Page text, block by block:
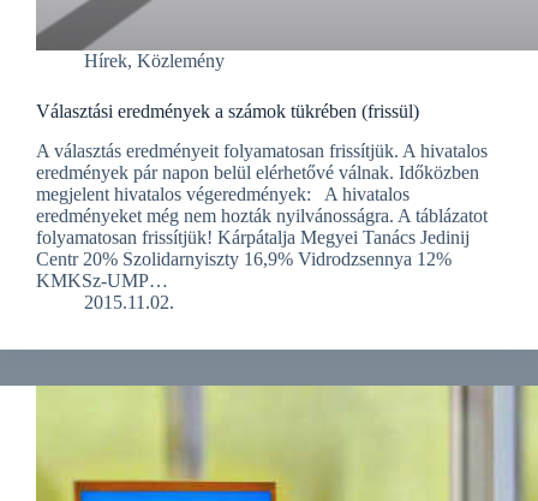
Hírek, Közlemény
Választási eredmények a számok tükrében (frissül)
A választás eredményeit folyamatosan frissítjük. A hivatalos
eredmények pár napon belül elérhetővé válnak. Időközben
megjelent hivatalos végeredmények: A hivatalos
eredményeket még nem hozták nyilvánosságra. A táblázatot
folyamatosan frissítjük! Kárpátalja Megyei Tanács Jedinij
Centr 20% Szolidarnyiszty 16,9% Vidrodzsennya 12%
KMKSz-UMP…
2015.11.02.